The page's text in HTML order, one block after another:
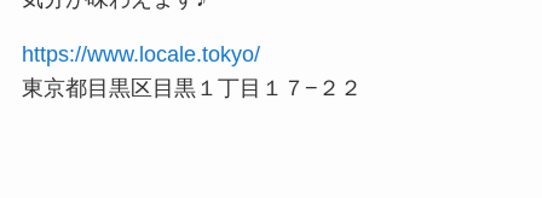
https://www.locale.tokyo/
東京都目黒区目黒１丁目１７−２２